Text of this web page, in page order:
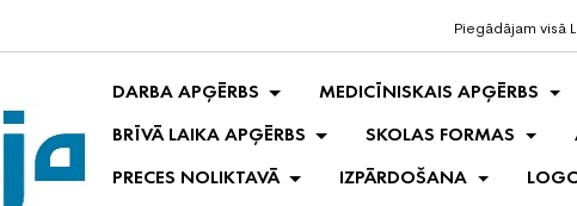
Piegādājam visā
DARBA APĢĒRBS MEDICĪNISKAIS APĢĒRBS
BRĪVĀ LAIKA APĢĒRBS
SKOLAS FORMAS
PRECES NOLIKTAVĀ
IZPĀRDOŠANA